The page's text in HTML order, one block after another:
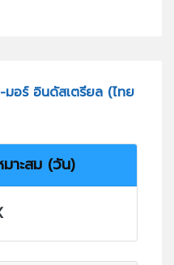
มอร์ อินดัสเตรียล (ไทย
มาะสม (วัน)